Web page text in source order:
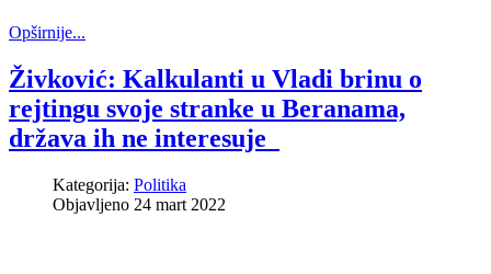
Opširnije...
Živković: Kalkulanti u Vladi brinu o
rejtingu svoje stranke u Beranama,
država ih ne interesuje
Kategorija: Politika
Objavljeno 24 mart 2022